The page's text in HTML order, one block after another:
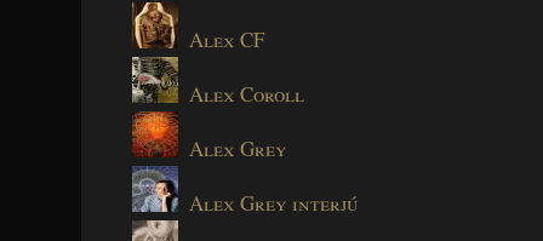
Alex CF
Alex Coroll
Alex Grey
Alex Grey interjú